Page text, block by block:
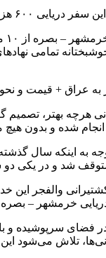
را به‌صورت رایگان حمل کند.
تمامی
عراق + قیمت و
بهتر، تصمیم
به اینکه سال
والفجر این
خرمشهر –